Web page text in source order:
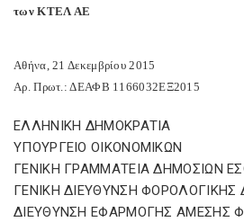
των ΚΤΕΛ ΑΕ
Αθήνα, 21 Δεκεμβρίου 2015
Αρ. Πρωτ.: ΔΕΑΦΒ 1166032ΕΞ2015
ΕΛΛΗΝΙΚΗ ΔΗΜΟΚΡΑΤΙΑ
ΥΠΟΥΡΓΕΙΟ ΟΙΚΟΝΟΜΙΚΩΝ
ΓΕΝΙΚΗ ΓΡΑΜΜΑΤΕΙΑ ΔΗΜΟΣΙΩΝ
ΓΕΝΙΚΗ ΔΙΕΥΘΥΝΣΗ ΦΟΡΟΛΟΓΙΚΗΣ
ΔΙΕΥΘΥΝΣΗ ΕΦΑΡΜΟΓΗΣ ΑΜΕΣΗΣ